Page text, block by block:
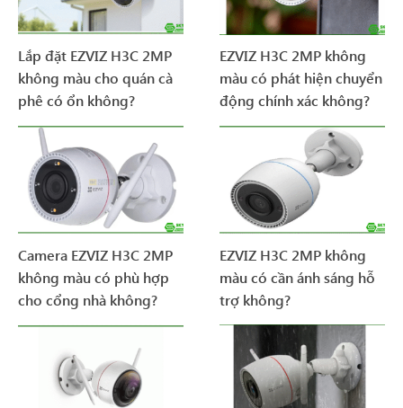
Lắp đặt EZVIZ H3C 2MP
không màu cho quán cà
phê có ổn không?
EZVIZ H3C 2MP không
màu có phát hiện chuyển
động chính xác không?
Camera EZVIZ H3C 2MP
không màu có phù hợp
cho cổng nhà không?
EZVIZ H3C 2MP không
màu có cần ánh sáng hỗ
trợ không?